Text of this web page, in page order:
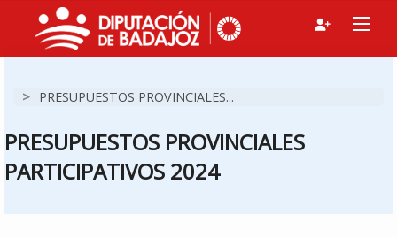
> PRESUPUESTOS PROVINCIALES...
PRESUPUESTOS PROVINCIALES
PARTICIPATIVOS 2024